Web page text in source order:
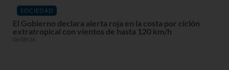
SOCIEDAD
El Gobierno declara alerta roja en la costa por ciclón
extratropical con vientos de hasta 120 km/h
06/08/26